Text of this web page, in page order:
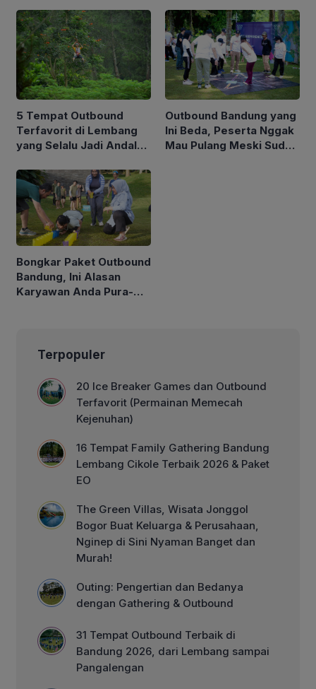
Dipakai Perusahaan
Besar
Sekolah
5 Tempat Outbound
Terfavorit di Lembang
yang Selalu Jadi Andalan
Outbound Bandung yang
Ini Beda, Peserta Nggak
Mau Pulang Meski Sudah
Bongkar Paket Outbound
Bandung, Ini Alasan
Karyawan Anda Pura-
Terpopuler
20 Ice Breaker Games dan Outbound
Terfavorit (Permainan Memecah
Kejenuhan)
16 Tempat Family Gathering Bandung
Lembang Cikole Terbaik 2026 & Paket
EO
The Green Villas, Wisata Jonggol
Bogor Buat Keluarga & Perusahaan,
Nginep di Sini Nyaman Banget dan
Murah!
Outing: Pengertian dan Bedanya
dengan Gathering & Outbound
31 Tempat Outbound Terbaik di
Bandung 2026, dari Lembang sampai
Pangalengan